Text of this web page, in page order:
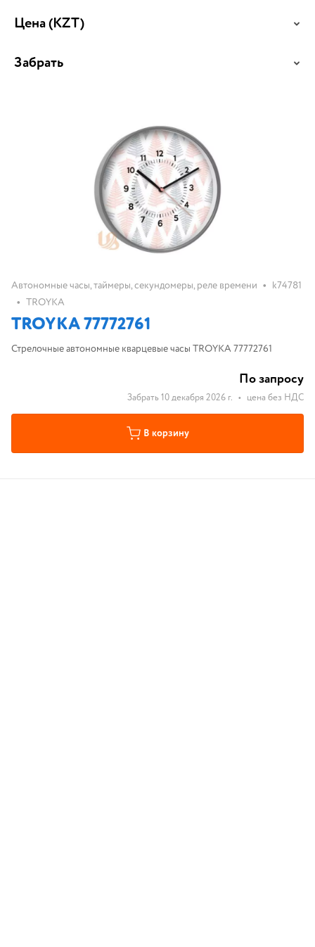
Цена(KZT)
Забрать
Автономные часы, таймеры, секундомеры, реле времени • k74781
• TROYKA
TROYKA 77772761
Стрелочные автономные кварцевые часы TROYKA 77772761
По запросу
Забрать 10 декабря 2026 г. • цена без НДС
В корзину